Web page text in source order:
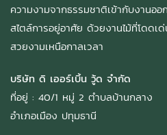
ความงามจากธรรมชาติเข้ากับงานอ
สไตล์การอยู่อาศัย ด้วยงานไม้ที่โดด
สวยงามเหนือกาลเวลา
บริษัท ดิ เออร์เบิ้น วู้ด จำกัด
ที่อยู่ : 40/1 หมู่ 2 ตำบลบ้านกลาง
อำเภอเมือง ปทุมธานี